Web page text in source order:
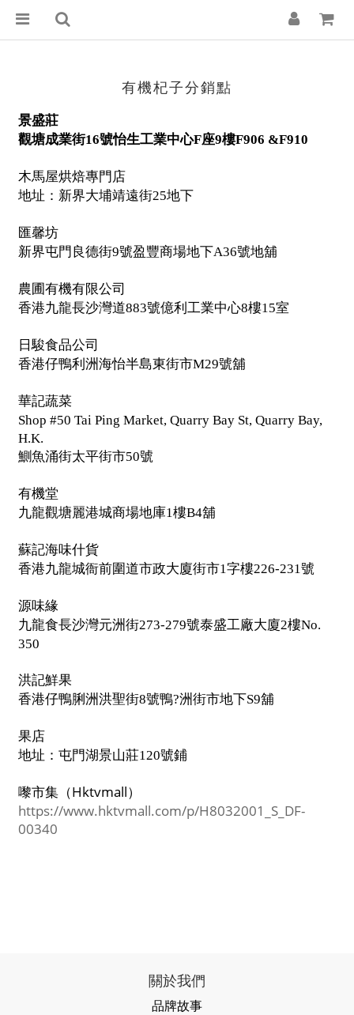
有機杞子分銷點
景盛莊
觀塘成業街16號怡生工業中心F座9樓F906 &F910
木馬屋烘焙專門店
地址：新界大埔靖遠街25地下
匯馨坊
新界屯門良德街9號盈豐商場地下A36號地舖
農圃有機有限公司
香港九龍長沙灣道883號億利工業中心8樓15室
日駿食品公司
香港仔鴨利洲海怡半島東街市M29號舖
華記蔬菜
Shop #50 Tai Ping Market, Quarry Bay St, Quarry Bay,
H.K.
鰂魚涌街太平街市50號
有機堂
九龍觀塘麗港城商場地庫1樓B4舖
蘇記海味什貨
香港九龍城衙前圍道市政大廈街市1字樓226-231號
源味緣
九龍食長沙灣元洲街273-279號泰盛工廠大廈2樓No.
350
洪記鮮果
香港仔鴨脷洲洪聖街8號鴨?洲街市地下S9舖
果店
地址：屯門湖景山莊120號鋪
嚟市集（Hktvmall）
https://www.hktvmall.com/p/H8032001_S_DF-
00340
關於我們
品牌故事